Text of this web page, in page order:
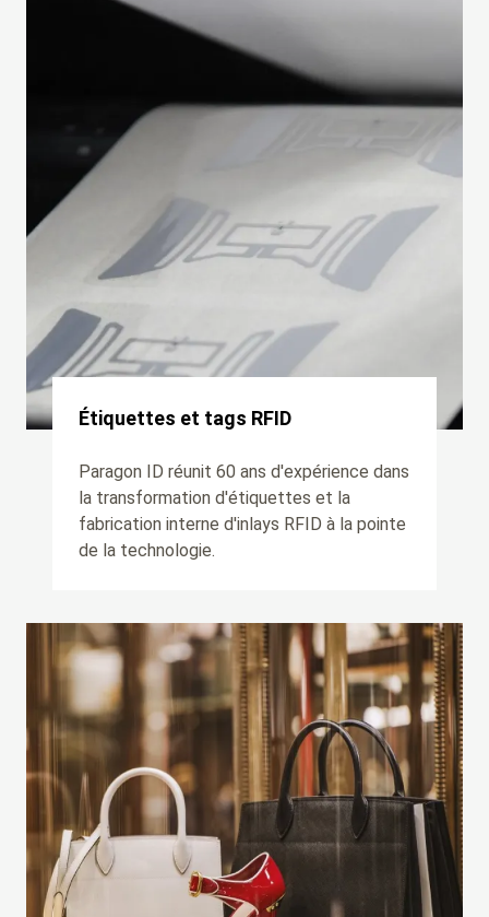
Étiquettes et tags RFID
Paragon ID réunit 60 ans d'expérience dans
la transformation d'étiquettes et la
fabrication interne d'inlays RFID à la pointe
de la technologie.